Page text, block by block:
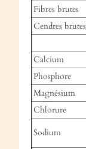
Fibres brutes
Cendres brutes
Calcium
Phosphore
Magnésium
Chlorure
Sodium